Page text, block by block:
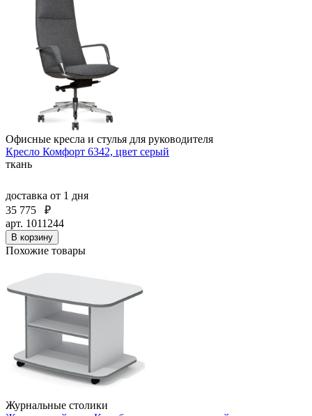
Офисные кресла и стулья для руководителя
Кресло Комфорт 6342, цвет серый
ткань
доставка от 1 дня
35 775
₽
арт. 1011244
В корзину
Похожие товары
Журнальные столики